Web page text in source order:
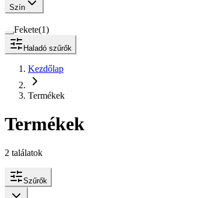
Szín
Fekete(1)
Haladó szűrők
Kezdőlap
Termékek
Termékek
2 találatok
Szűrők